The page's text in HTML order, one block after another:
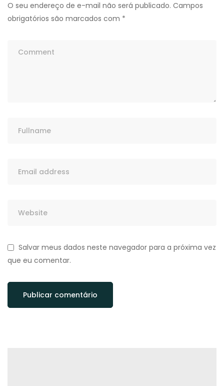
O seu endereço de e-mail não será publicado. Campos
obrigatórios são marcados com *
Salvar meus dados neste navegador para a próxima vez
que eu comentar.